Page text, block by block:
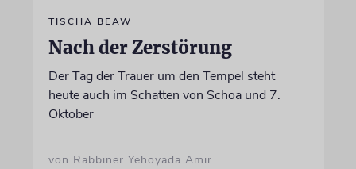
TISCHA BEAW
Nach der Zerstörung
Der Tag der Trauer um den Tempel steht
heute auch im Schatten von Schoa und 7.
Oktober
von Rabbiner Yehoyada Amir